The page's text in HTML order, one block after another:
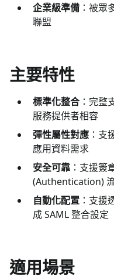
企業級準備 ：被眾
聯盟
主要特性
標準化整合 ：完整
服務提供者相容
彈性屬性對應 ：支
應用資料需求
安全可靠 ：支援簽
(Authentication)
自動化配置 ：支援
成 SAML 整合設定
適用場景